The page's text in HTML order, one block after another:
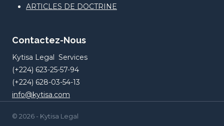
ARTICLES DE DOCTRINE
Contactez-Nous
Kytisa Legal Services
(+224) 623-25-57-94
(+224) 628-03-54-13
info@kytisa.com
© 2026 - Kytisa Legal